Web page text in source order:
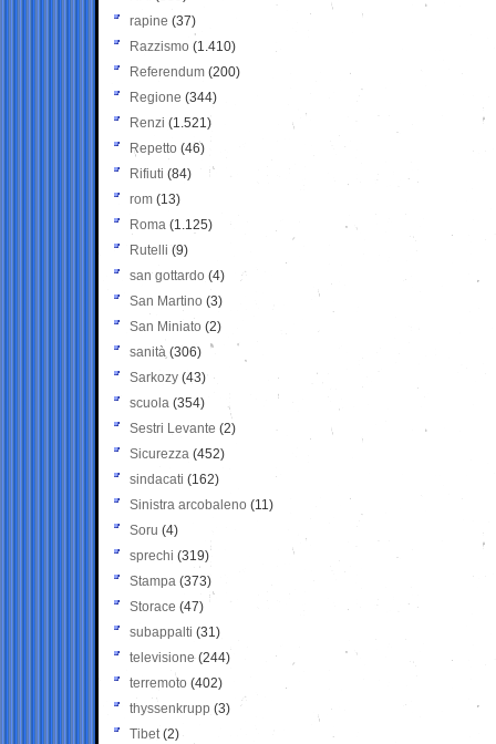
rapine (37)
Razzismo (1.410)
Referendum (200)
Regione (344)
Renzi (1.521)
Repetto (46)
Rifiuti (84)
rom (13)
Roma (1.125)
Rutelli (9)
san gottardo (4)
San Martino (3)
San Miniato (2)
sanità (306)
Sarkozy (43)
scuola (354)
Sestri Levante (2)
Sicurezza (452)
sindacati (162)
Sinistra arcobaleno (11)
Soru (4)
sprechi (319)
Stampa (373)
Storace (47)
subappalti (31)
televisione(244)
terremoto (402)
thyssenkrupp (3)
Tibet(2)